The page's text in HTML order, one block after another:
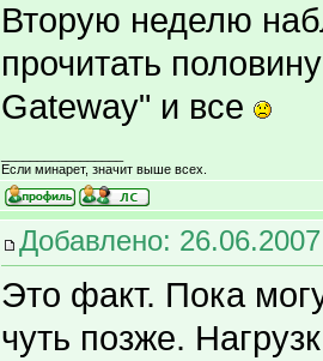
Вторую неделю
прочитать
Gateway" и все
Если минарет, значит выше всех.
Добавлено:
Это факт. Пока
чуть позже.